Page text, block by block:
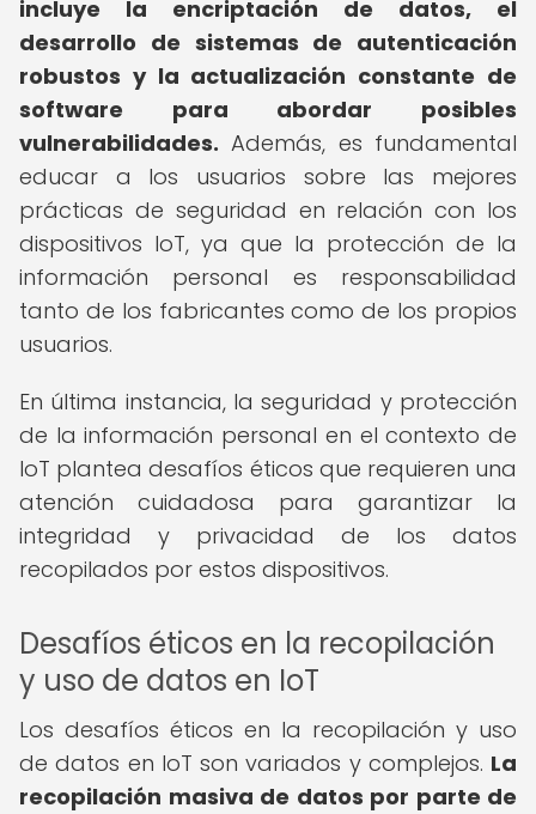
incluye la encriptación de datos, el
desarrollo de sistemas de autenticación
robustos y la actualización constante de
software para abordar posibles
vulnerabilidades. Además, es fundamental
educar a los usuarios sobre las mejores
prácticas de seguridad en relación con los
dispositivos IoT, ya que la protección de la
información personal es responsabilidad
tanto de los fabricantes como de los propios
usuarios.
En última instancia, la seguridad y protección
de la información personal en el contexto de
IoT plantea desafíos éticos que requieren una
atención cuidadosa para garantizar la
integridad y privacidad de los datos
recopilados por estos dispositivos.
Desafíos éticos en la recopilación
y uso de datos en IoT
Los desafíos éticos en la recopilación y uso
de datos en IoT son variados y complejos. La
recopilación masiva de datos por parte de